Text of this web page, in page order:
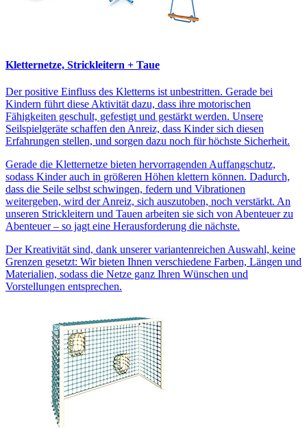
Kletternetze, Strickleitern + Taue
Der positive Einfluss des Kletterns ist unbestritten. Gerade bei
Kindern führt diese Aktivität dazu, dass ihre motorischen
Fähigkeiten geschult, gefestigt und gestärkt werden. Unsere
Seilspielgeräte schaffen den Anreiz, dass Kinder sich diesen
Erfahrungen stellen, und sorgen dazu noch für höchste Sicherheit.
Gerade die Kletternetze bieten hervorragenden Auffangschutz,
sodass Kinder auch in größeren Höhen klettern können. Dadurch,
dass die Seile selbst schwingen, federn und Vibrationen
weitergeben, wird der Anreiz, sich auszutoben, noch verstärkt. An
unseren Strickleitern und Tauen arbeiten sie sich von Abenteuer zu
Abenteuer – so jagt eine Herausforderung die nächste.
Der Kreativität sind, dank unserer variantenreichen Auswahl, keine
Grenzen gesetzt: Wir bieten Ihnen verschiedene Farben, Längen und
Materialien, sodass die Netze ganz Ihren Wünschen und
Vorstellungen entsprechen.